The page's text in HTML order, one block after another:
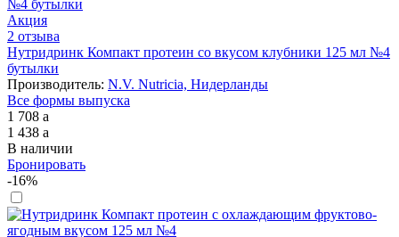
Акция
2 отзыва
Нутридринк Компакт протеин со вкусом клубники 125 мл №4
бутылки
Производитель: N.V. Nutricia, Нидерланды
Все формы выпуска
1 708 a
1 438 a
В наличии
Бронировать
-16%